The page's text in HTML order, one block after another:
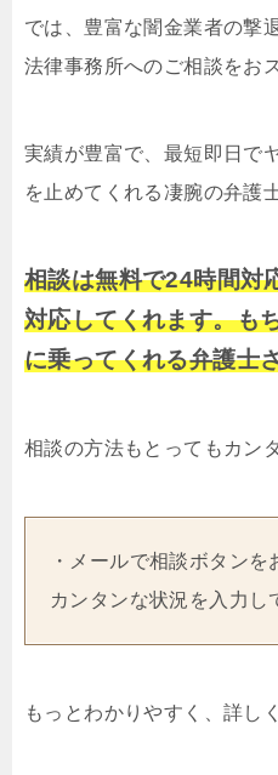
では、豊富な闇金業者の撃
法律事務所へのご相談をお
実績が豊富で、最短即日で
を止めてくれる凄腕の弁護
相談は無料で24時間対
対応してくれます。も
に乗ってくれる弁護士
相談の方法もとってもカン
・メールで相談ボタン
カンタンな状況を入力し
もっとわかりやすく、詳し